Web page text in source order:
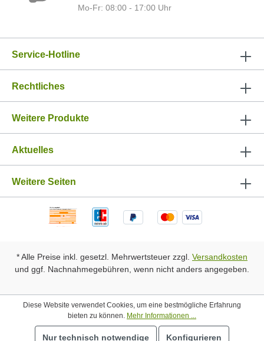
Mo-Fr: 08:00 - 17:00 Uhr
Service-Hotline
Rechtliches
Weitere Produkte
Aktuelles
Weitere Seiten
* Alle Preise inkl. gesetzl. Mehrwertsteuer zzgl. Versandkosten
und ggf. Nachnahmegebühren, wenn nicht anders angegeben.
Diese Website verwendet Cookies, um eine bestmögliche Erfahrung
bieten zu können. Mehr Informationen ...
Nur technisch notwendige Konfigurieren